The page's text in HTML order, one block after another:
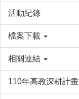
活動紀錄
檔案下載
相關連結
110年高教深耕計畫